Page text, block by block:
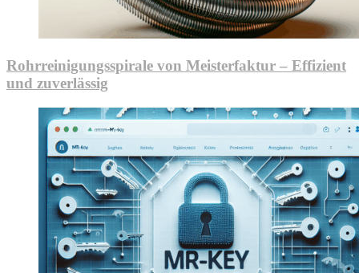
Rohrreinigungsspirale von Meisterfaktur – Effizient
und zuverlässig